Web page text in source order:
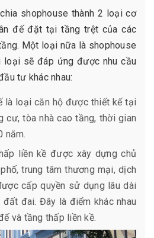
shophouse thành 2 loại cơ
đế đặt tại tầng trệt của các
Một loại nữa là shophouse
loại sẽ đáp ứng được nhu cầu
tư khác nhau:
là loại căn hộ được thiết kế tại
cư, tòa nhà cao tầng, thời gian
năm.
liền kề được xây dựng chủ
trung tâm thương mại, dịch
cấp quyền sử dụng lâu dài
đai. Đây là điểm khác nhau
và tầng thấp liền kề.